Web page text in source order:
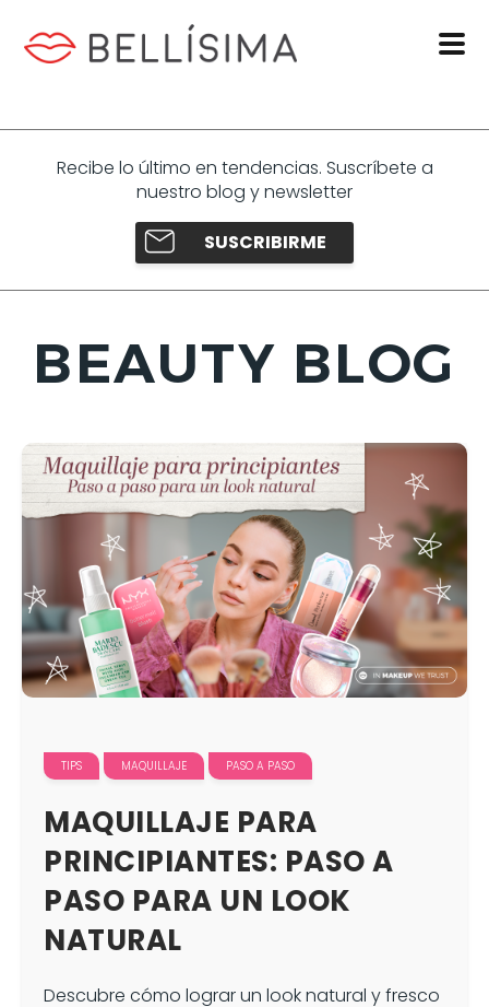
Recibe lo último en tendencias. Suscríbete a
nuestro blog y newsletter
SUSCRIBIRME
BEAUTY BLOG
TIPS MAQUILLAJE PASO A PASO
MAQUILLAJE PARA
PRINCIPIANTES: PASO A
PASO PARA UN LOOK
NATURAL
Descubre cómo lograr un look natural y fresco